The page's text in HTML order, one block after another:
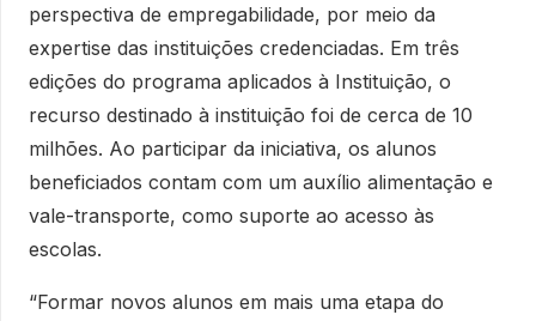
perspectiva de empregabilidade, por meio da
expertise das instituições credenciadas. Em três
edições do programa aplicados à Instituição, o
recurso destinado à instituição foi de cerca de 10
milhões. Ao participar da iniciativa, os alunos
beneficiados contam com um auxílio alimentação e
vale-transporte, como suporte ao acesso às
escolas.
“Formar novos alunos em mais uma etapa do